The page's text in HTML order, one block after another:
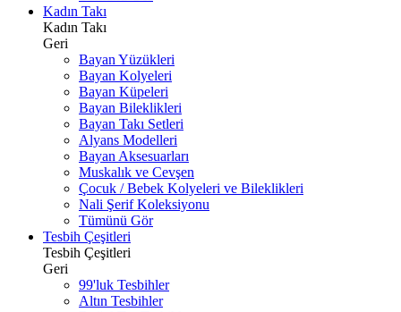
Kadın Takı
Kadın Takı
Geri
Bayan Yüzükleri
Bayan Kolyeleri
Bayan Küpeleri
Bayan Bileklikleri
Bayan Takı Setleri
Alyans Modelleri
Bayan Aksesuarları
Muskalık ve Cevşen
Çocuk / Bebek Kolyeleri ve Bileklikleri
Nali Şerif Koleksiyonu
Tümünü Gör
Tesbih Çeşitleri
Tesbih Çeşitleri
Geri
99'luk Tesbihler
Altın Tesbihler